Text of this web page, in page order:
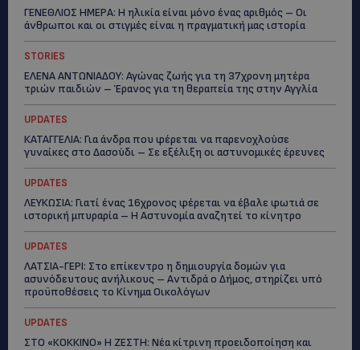
ΓΕΝΕΘΛΙΟΣ ΗΜΕΡΑ: Η ηλικία είναι μόνο ένας αριθμός – Οι
άνθρωποι και οι στιγμές είναι η πραγματική μας ιστορία
STORIES
ΕΛΕΝΑ ΑΝΤΩΝΙΑΔΟΥ: Αγώνας ζωής για τη 37χρονη μητέρα
τριών παιδιών – Έρανος για τη θεραπεία της στην Αγγλία
UPDATES
ΚΑΤΑΓΓΕΛΙΑ: Για άνδρα που φέρεται να παρενοχλούσε
γυναίκες στο Δασούδι – Σε εξέλιξη οι αστυνομικές έρευνες
UPDATES
ΛΕΥΚΩΣΙΑ: Γιατί ένας 16χρονος φέρεται να έβαλε φωτιά σε
ιστορική μπυραρία – Η Αστυνομία αναζητεί το κίνητρο
UPDATES
ΛΑΤΣΙΑ-ΓΕΡΙ: Στο επίκεντρο η δημιουργία δομών για
ασυνόδευτους ανήλικους – Αντιδρά ο Δήμος, στηρίζει υπό
προϋποθέσεις το Κίνημα Οικολόγων
UPDATES
ΣΤΟ «ΚΟΚΚΙΝΟ» Η ΖΕΣΤΗ: Νέα κίτρινη προειδοποίηση και